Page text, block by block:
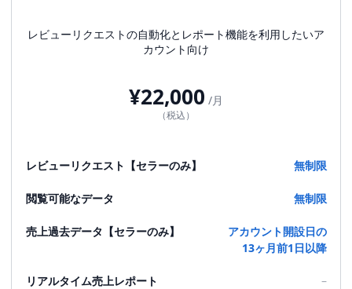
レビューリクエストの自動化とレポート機能を利用したいア
カウント向け
¥22,000 /月
（税込）
レビューリクエスト【セラーのみ】 無制限
閲覧可能なデータ 無制限
売上過去データ【セラーのみ】
アカウント開設日の
13ヶ月前1日以降
リアルタイム売上レポート –